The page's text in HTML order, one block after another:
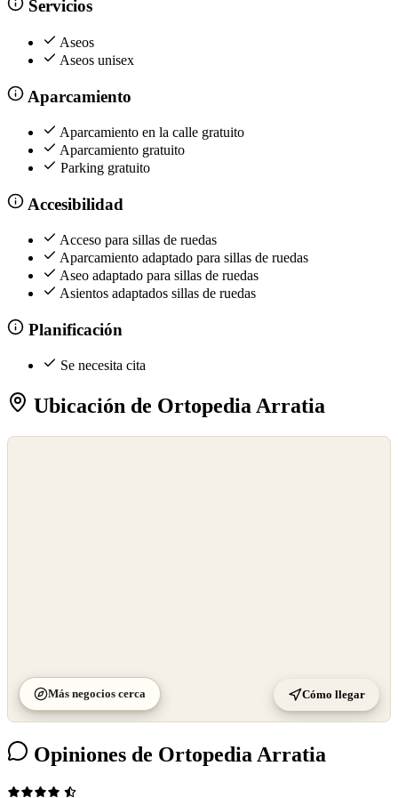
Servicios
Aseos
Aseos unisex
Aparcamiento
Aparcamiento en la calle gratuito
Aparcamiento gratuito
Parking gratuito
Accesibilidad
Acceso para sillas de ruedas
Aparcamiento adaptado para sillas de ruedas
Aseo adaptado para sillas de ruedas
Asientos adaptados sillas de ruedas
Planificación
Se necesita cita
Ubicación de Ortopedia Arratia
Más negocios cerca Cómo llegar
Opiniones de Ortopedia Arratia